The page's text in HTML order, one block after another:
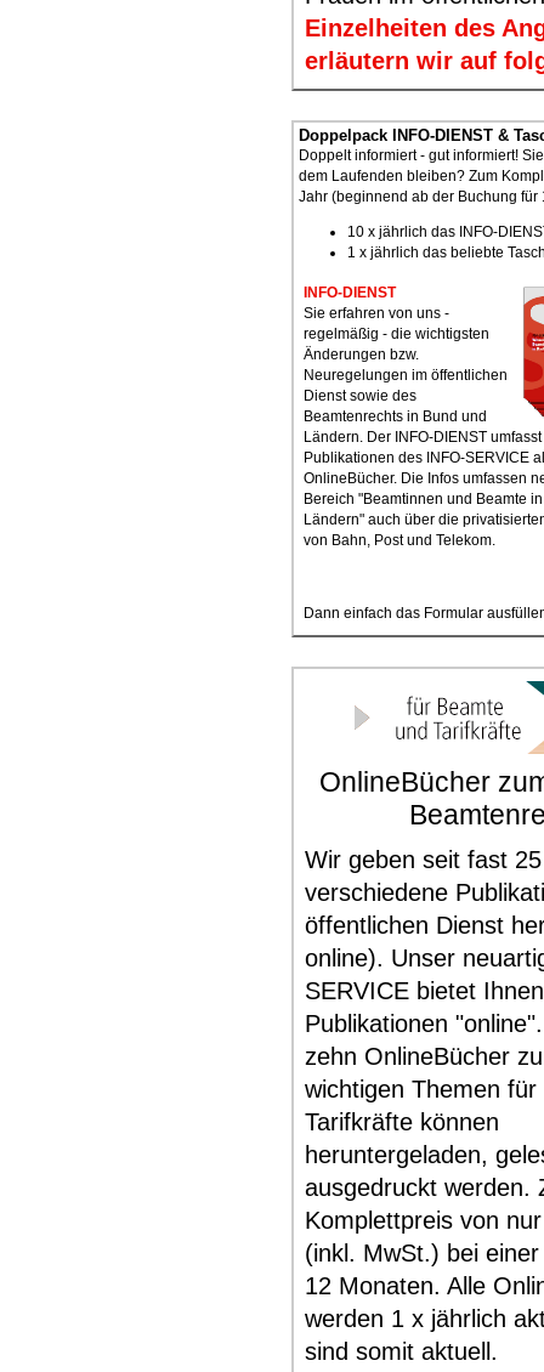
Einzelheiten des
erläutern wir auf
Doppelpack INFO-DIENST &
Doppelt informiert - gut informiert!
dem Laufenden bleiben? Zum
Jahr (beginnend ab der Buchung
10 x jährlich das INFO-
1 x jährlich das beliebte
INFO-DIENST
Sie erfahren von uns -
regelmäßig - die wichtigsten
Änderungen bzw.
Neuregelungen im öffentlichen
Dienst sowie des
Beamtenrechts in Bund und
Ländern. Der INFO-DIENST
Publikationen des INFO-SERVICE
OnlineBücher. Die Infos umfassen
Bereich "Beamtinnen und Beamte
Ländern" auch über die
von Bahn, Post und Telekom.
Dann einfach das Formular
OnlineBücher
Wir geben seit fast
verschiedene
öffentlichen Dienst
online). Unser
SERVICE bietet
Publikationen
zehn OnlineBücher
wichtigen Themen
Tarifkräfte können
heruntergeladen,
ausgedruckt werden.
Komplettpreis von
(inkl. MwSt.) bei
12 Monaten. Alle
werden 1 x jährlich
sind somit aktuell.